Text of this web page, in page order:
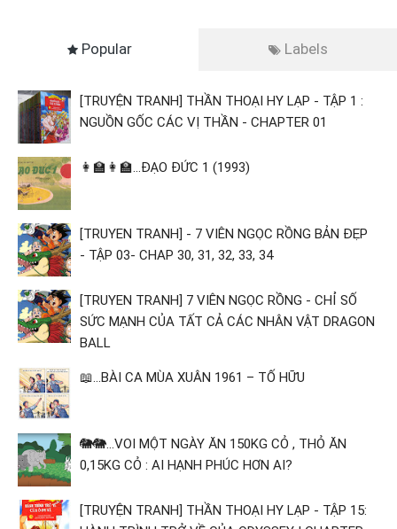
Popular Labels
[TRUYỆN TRANH] THẦN THOẠI HY LẠP - TẬP 1 :
NGUỒN GỐC CÁC VỊ THẦN - CHAPTER 01
👩‍🏫👩‍🏫...ĐẠO ĐỨC 1 (1993)
[TRUYEN TRANH] - 7 VIÊN NGỌC RỒNG BẢN ĐẸP
- TẬP 03- CHAP 30, 31, 32, 33, 34
[TRUYEN TRANH] 7 VIÊN NGỌC RỒNG - CHỈ SỐ
SỨC MẠNH CỦA TẤT CẢ CÁC NHÂN VẬT DRAGON
BALL
📖...BÀI CA MÙA XUÂN 1961 – TỐ HỮU
🐘🐘...VOI MỘT NGÀY ĂN 150KG CỎ , THỎ ĂN
0,15KG CỎ : AI HẠNH PHÚC HƠN AI?
[TRUYỆN TRANH] THẦN THOẠI HY LẠP - TẬP 15: